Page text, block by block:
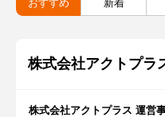
おすすめ 新着
株式会社アクトプ
株式会社アクトプラス 運営